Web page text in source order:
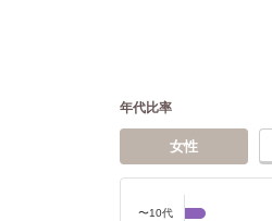
年代比率
女性
〜10代